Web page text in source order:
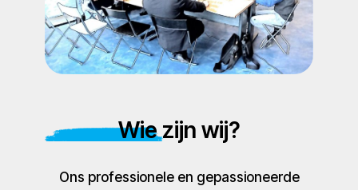
Wie zijn wij?
Ons professionele en gepassioneerde